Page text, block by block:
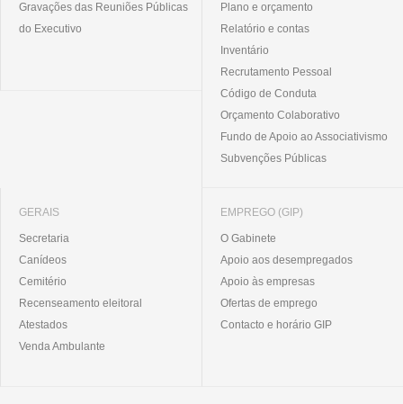
Gravações das Reuniões Públicas
do Executivo
Plano e orçamento
Relatório e contas
Inventário
Recrutamento Pessoal
Código de Conduta
Orçamento Colaborativo
Fundo de Apoio ao Associativismo
Subvenções Públicas
GERAIS
Secretaria
Canídeos
Cemitério
Recenseamento eleitoral
Atestados
Venda Ambulante
EMPREGO (GIP)
O Gabinete
Apoio aos desempregados
Apoio às empresas
Ofertas de emprego
Contacto e horário GIP